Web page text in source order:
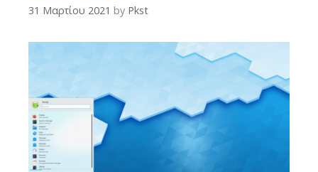
31 Μαρτίου 2021 by Pkst